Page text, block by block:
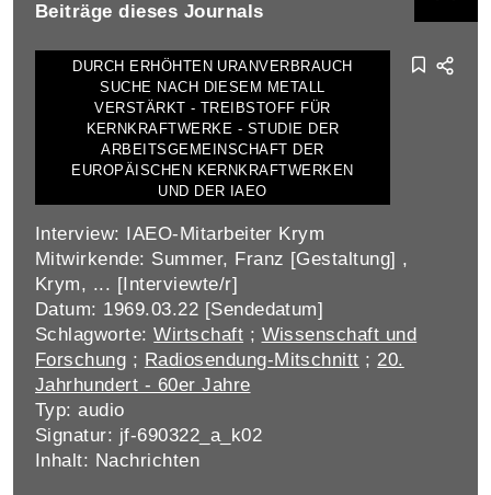
Beiträge dieses Journals
DURCH ERHÖHTEN URANVERBRAUCH
SUCHE NACH DIESEM METALL
VERSTÄRKT - TREIBSTOFF FÜR
KERNKRAFTWERKE - STUDIE DER
ARBEITSGEMEINSCHAFT DER
EUROPÄISCHEN KERNKRAFTWERKEN
UND DER IAEO
Interview: IAEO-Mitarbeiter Krym
Mitwirkende: Summer, Franz [Gestaltung] ,
Krym, ... [Interviewte/r]
Datum: 1969.03.22 [Sendedatum]
Schlagworte:Wirtschaft ; Wissenschaft und
Forschung ; Radiosendung-Mitschnitt ; 20.
Jahrhundert - 60er Jahre
Typ: audio
Signatur: jf-690322_a_k02
Inhalt: Nachrichten